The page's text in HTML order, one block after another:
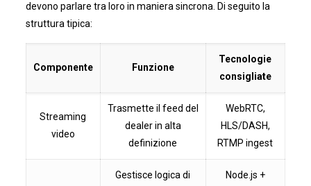
devono parlare tra loro in maniera sincrona. Di seguito la
struttura tipica:
Componente Funzione
Tecnologie
consigliate
Streaming
video
Trasmette il feed del
dealer in alta
definizione
WebRTC,
HLS/DASH,
RTMP ingest
Gestisce logica di
Node.js +